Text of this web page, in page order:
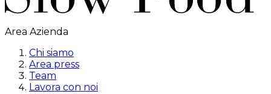
Area Azienda
Chi siamo
Area press
Team
Lavora con noi